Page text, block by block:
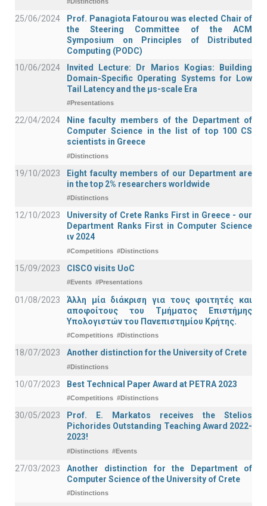
25/06/2024
Prof. Panagiota Fatourou was elected Chair of
the Steering Committee of the ACM
Symposium on Principles of Distributed
Computing (PODC)
10/06/2024
Invited Lecture: Dr Marios Kogias: Building
Domain-Specific Operating Systems for Low
Tail Latency and the μs-scale Era
#Presentations
22/04/2024
Nine faculty members of the Department of
Computer Science in the list of top 100 CS
scientists in Greece
#Distinctions
19/10/2023
Eight faculty members of our Department are
in the top 2% researchers worldwide
#Distinctions
12/10/2023
University of Crete Ranks First in Greece - our
Department Ranks First in Computer Science
ιν 2024
#Competitions #Distinctions
15/09/2023 CISCO visits UoC
#Events #Presentations
01/08/2023
Άλλη μία διάκριση για τους φοιτητές και
αποφοίτους του Τμήματος Επιστήμης
Υπολογιστών του Πανεπιστημίου Κρήτης.
#Competitions #Distinctions
18/07/2023 Another distinction for the University of Crete
#Distinctions
10/07/2023 Best Technical Paper Award at PETRA 2023
#Competitions #Distinctions
30/05/2023
Prof. E. Markatos receives the Stelios
Pichorides Outstanding Teaching Award 2022-
2023!
#Distinctions #Events
27/03/2023
Another distinction for the Department of
Computer Science of the University of Crete
#Distinctions